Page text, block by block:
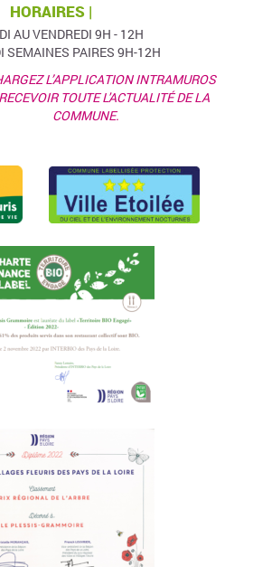
HORAIRES |
AU VENDREDI 9H - 12H
SEMAINES PAIRES 9H-12H
L’APPLICATION INTRAMUROS
TOUTE L'ACTUALITÉ DE LA
COMMUNE.